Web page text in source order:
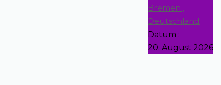
Bremen ,
Deutschland
Datum :
20. August 2026